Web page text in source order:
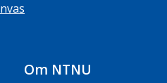
Om NTNU